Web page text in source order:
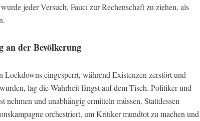
jeder Versuch, Fauci zur Rechenschaft zu ziehen, als
an der Bevölkerung
eingesperrt, während Existenzen zerstört und
lag die Wahrheit längst auf dem Tisch. Politiker und
nehmen und unabhängig ermitteln müssen. Stattdessen
orchestriert, um Kritiker mundtot zu machen und